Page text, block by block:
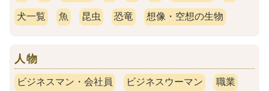
犬一覧 魚 昆虫 恐竜 想像・空想の生物
人物
ビジネスマン・会社員 ビジネスウーマン 職業